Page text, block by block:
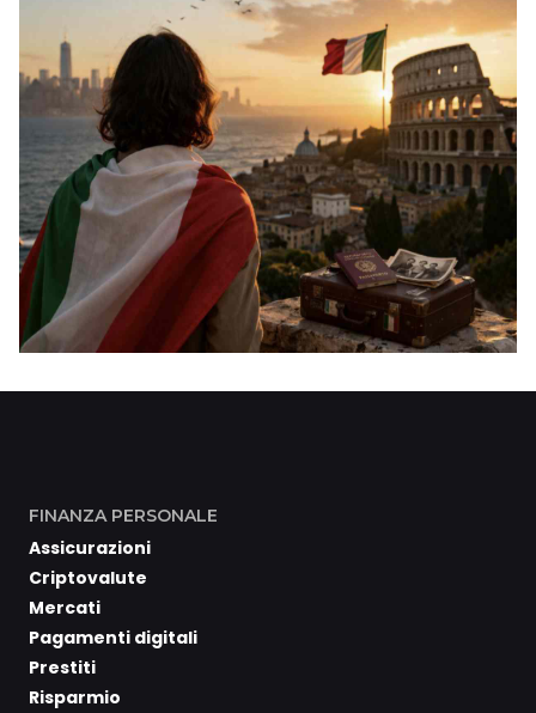
FINANZA PERSONALE
Assicurazioni
Criptovalute
Mercati
Pagamenti digitali
Prestiti
Risparmio